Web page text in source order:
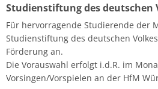
Studienstiftung des deutschen
Für hervorragende Studierende der
Studienstiftung des deutschen
Förderung an.
Die Vorauswahl erfolgt i.d.R. im
Vorsingen/Vorspielen an der HfM